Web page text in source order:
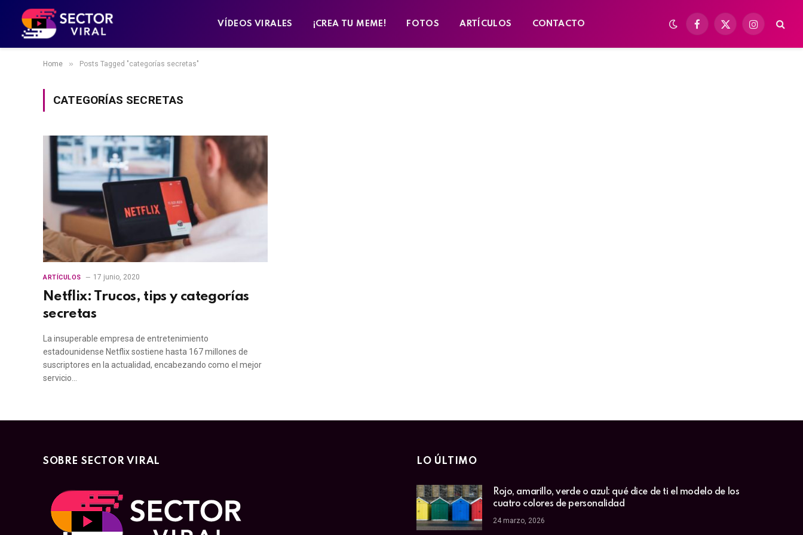
VÍDEOS VIRALES ¡CREA TU MEME! FOTOS ARTÍCULOS CONTACTO
Facebook
X
Instagram
Home » Posts Tagged "categorías secretas"
CATEGORÍAS SECRETAS
ARTÍCULOS 17 junio, 2020
Netflix: Trucos, tips y categorías
secretas
La insuperable empresa de entretenimiento
estadounidense Netflix sostiene hasta 167 millones de
suscriptores en la actualidad, encabezando como el mejor
servicio…
SOBRE SECTOR VIRAL LO ÚLTIMO
Rojo, amarillo, verde o azul: qué dice de ti el modelo de los
cuatro colores de personalidad
24 marzo, 2026